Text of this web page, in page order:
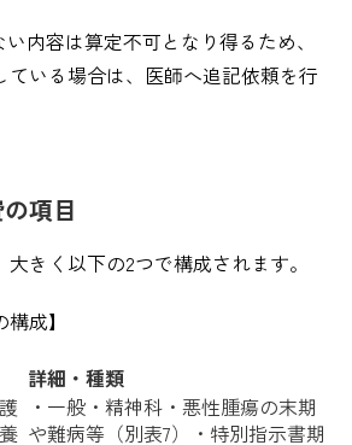
内容は算定不可となり得るため、
ている場合は、医師へ追記依頼を行
項目
きく以下の2つで構成されます。
成】
詳細・種類
・一般・精神科・悪性腫瘍の末期
や難病等（別表7）・特別指示書期